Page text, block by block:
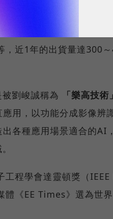
駕車（電動車）、安控
華、廣達、海內外電信
近1年的出貨量達300
劉峻誠稱為 「樂高技
用，以功能分成影像辨
各種應用場景適合的AI
工程學會達靈頓獎（
《EE Times》選為世